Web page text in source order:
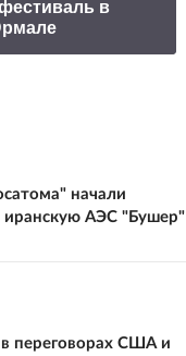
в
начали
иранскую АЭС "Бушер"
переговорах США и